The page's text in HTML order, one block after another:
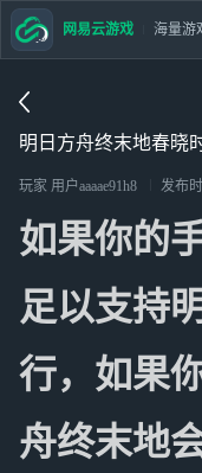
明日方舟终末地春晓
玩家 用户aaaae91h8 发布
如果你的
足以支持
行，如果
舟终末地
网易云游戏 海量游